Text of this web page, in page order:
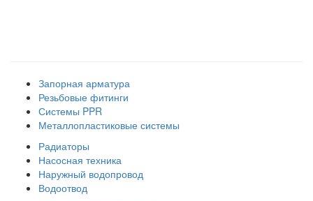
Запорная арматура
Резьбовые фитинги
Системы PPR
Металлопластиковые системы
Радиаторы
Насосная техника
Наружный водопровод
Водоотвод